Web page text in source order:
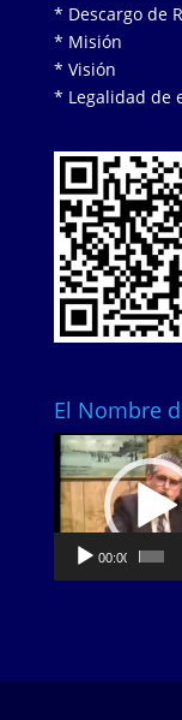
* Descargo de
* Misión
* Visión
* Legalidad de
El Nombre
Video
Player
00:00